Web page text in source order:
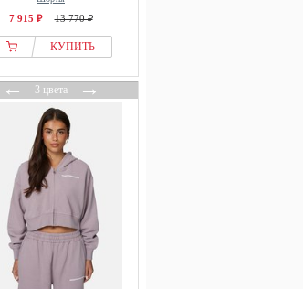
7 915 ₽ 13 770 ₽
КУПИТЬ
←3 цвета→